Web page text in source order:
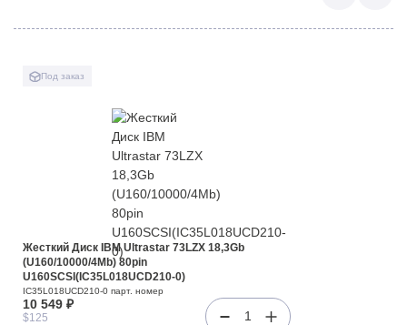
Под заказ
Жесткий Диск IBM Ultrastar 73LZX 18,3Gb
(U160/10000/4Mb) 80pin
U160SCSI(IC35L018UCD210-0)
IC35L018UCD210-0 парт. номер
10 549 ₽
$125 1